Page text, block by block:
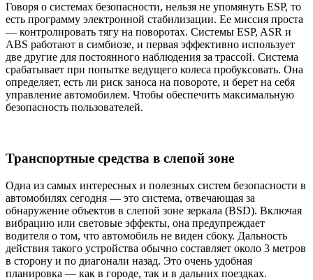
Говоря о системах безопасности, нельзя не упомянуть ESP, то
есть программу электронной стабилизации. Ее миссия проста
— контролировать тягу на поворотах. Системы ESP, ASR и
ABS работают в симбиозе, и первая эффективно использует
две другие для постоянного наблюдения за трассой. Система
срабатывает при попытке ведущего колеса пробуксовать. Она
определяет, есть ли риск заноса на повороте, и берет на себя
управление автомобилем. Чтобы обеспечить максимальную
безопасность пользователей.
Транспортные средства в слепой зоне
Одна из самых интересных и полезных систем безопасности в
автомобилях сегодня — это система, отвечающая за
обнаружение объектов в слепой зоне зеркала (BSD). Включая
вибрацию или световые эффекты, она предупреждает
водителя о том, что автомобиль не виден сбоку. Дальность
действия такого устройства обычно составляет около 3 метров
в сторону и по диагонали назад. Это очень удобная
планировка — как в городе, так и в дальних поездках.